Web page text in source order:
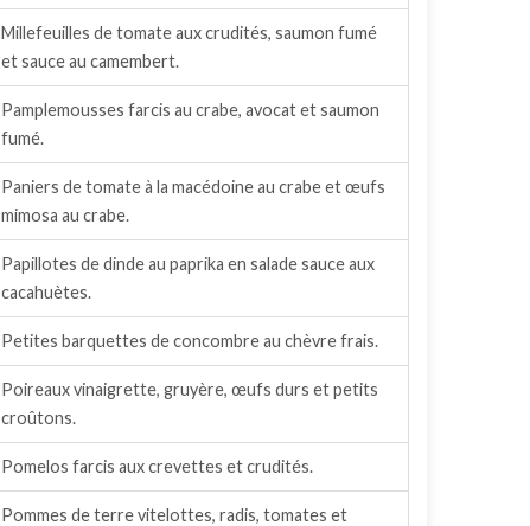
Millefeuilles de tomate aux crudités, saumon fumé
et sauce au camembert.
Pamplemousses farcis au crabe, avocat et saumon
fumé.
Paniers de tomate à la macédoine au crabe et œufs
mimosa au crabe.
Papillotes de dinde au paprika en salade sauce aux
cacahuètes.
Petites barquettes de concombre au chèvre frais.
Poireaux vinaigrette, gruyère, œufs durs et petits
croûtons.
Pomelos farcis aux crevettes et crudités.
Pommes de terre vitelottes, radis, tomates et